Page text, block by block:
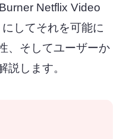
Netflix Video
してそれを可能に
、そしてユーザーか
説します。